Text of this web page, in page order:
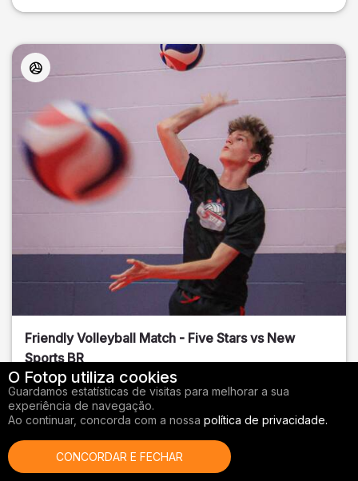
Friendly Volleyball Match - Five Stars vs New
Sports BR
Orange County, FL
01/14/2026
O Fotop utiliza cookies
Guardamos estatísticas de visitas para melhorar a sua
experiência de navegação.
Ao continuar, concorda com a nossa política de privacidade.
CONCORDAR E FECHAR